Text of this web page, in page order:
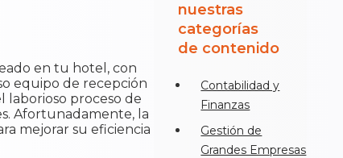
en tu hotel, con
equipo de recepción
laborioso proceso de
Afortunadamente, la
mejorar su eficiencia
nuestras
categorías
de contenido
Contabilidad y
Finanzas
Gestión de
Grandes Empresas